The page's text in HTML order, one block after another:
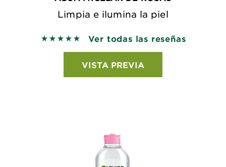
Limpia e ilumina la piel
5 out of 5 stars based on reviews
Ver todas las reseñas
VISTA PREVIA